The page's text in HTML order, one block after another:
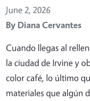
June 2, 2026
By Diana Cervantes
Cuando llegas al
la ciudad de Irvine y
color café, lo último
materiales que algún